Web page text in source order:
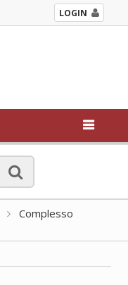
LOGIN
Complesso